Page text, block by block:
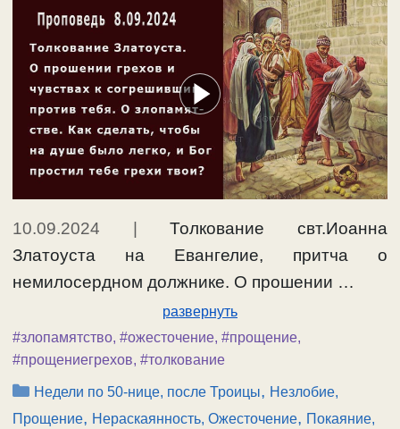
10.09.2024 |Толкование свт.Иоанна
Златоуста на Евангелие, притча о
немилосердном должнике. О прошении …
развернуть
#злопамятство, #ожесточение, #прощение,
#прощениегрехов, #толкование
Рубрики
Недели по 50-нице, после Троицы, Незлобие,
Прощение, Нераскаянность, Ожесточение, Покаяние,